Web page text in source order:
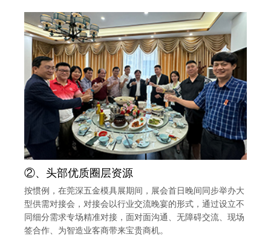
②、头部优质圈层资源
按惯例，在莞深五金模具展期间，展会首日晚间同步举办大
型供需对接会，对接会以行业交流晚宴的形式，通过设立不
同细分需求专场精准对接，面对面沟通、无障碍交流、现场
签合作、为智造业客商带来宝贵商机。